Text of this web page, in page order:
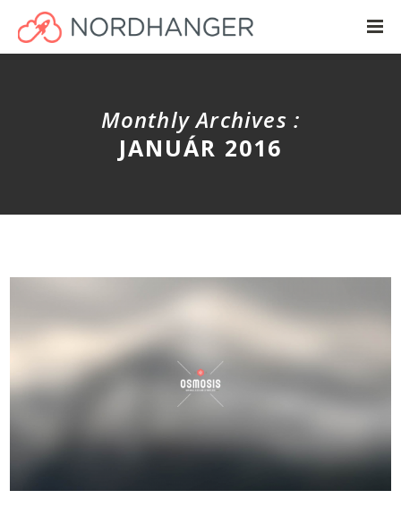
Monthly Archives :
JANUÁR 2016